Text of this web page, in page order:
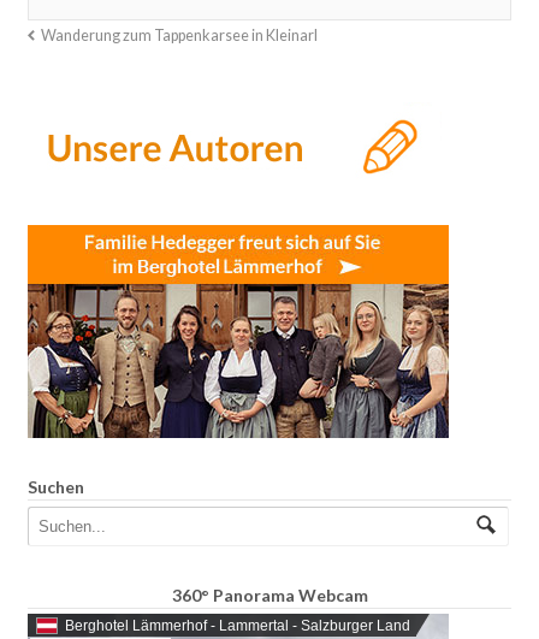
Wanderung zum Tappenkarsee in Kleinarl
Suchen
360° Panorama Webcam
Berghotel Lämmerhof - Lammertal - Salzburger Land